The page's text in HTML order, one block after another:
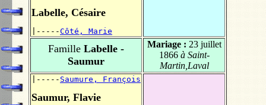
Labelle, Césaire
|-----Côté, Marie
Famille Labelle -
Saumur
Mariage : 23 juillet
1866à Saint-
Martin,Laval
|----- Saumure, François
Saumur, Flavie